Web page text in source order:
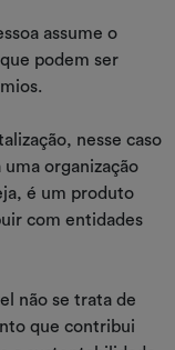
assume o
podem ser
nesse caso
organização
é um produto
com entidades
não se trata de
que contribui